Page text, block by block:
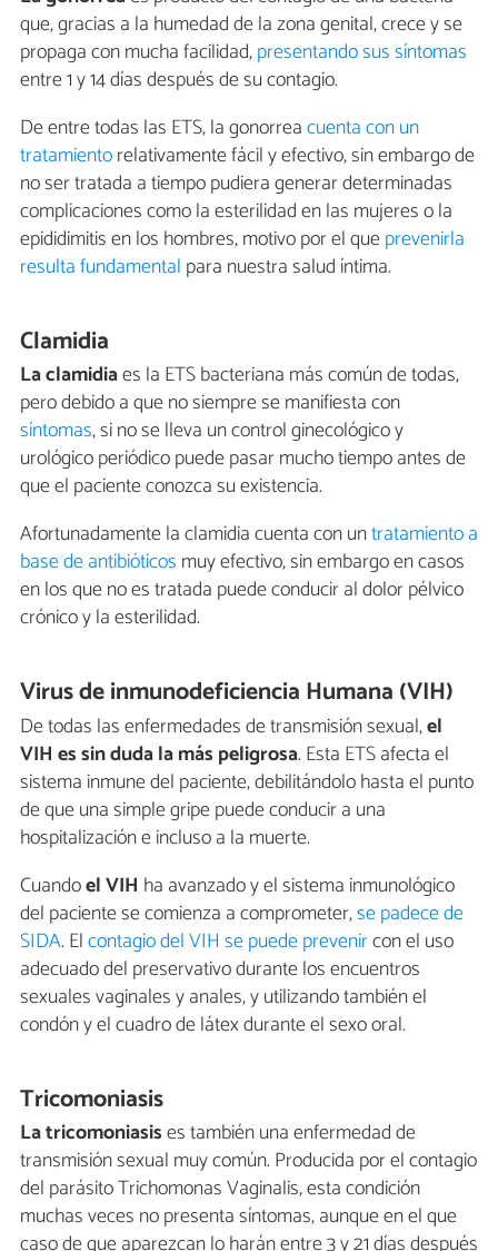
que, gracias a la humedad de la zona genital, crece y se
propaga con mucha facilidad,presentando sus síntomas
entre 1 y 14 días después de su contagio.
De entre todas las ETS, la gonorreacuenta con un
tratamientorelativamente fácil y efectivo, sin embargo de
no ser tratada a tiempo pudiera generar determinadas
complicaciones como la esterilidad en las mujeres o la
epididimitis en los hombres, motivo por el queprevenirla
resulta fundamental para nuestra salud íntima.
Clamidia
La clamidiaes la ETS bacteriana más común de todas,
pero debido a que no siempre se manifiesta con
síntomas, si no se lleva un control ginecológico y
urológico periódico puede pasar mucho tiempo antes de
que el paciente conozca su existencia.
Afortunadamente la clamidia cuenta con untratamiento a
base de antibióticos muy efectivo, sin embargo en casos
en los que no es tratada puede conducir al dolor pélvico
crónico y la esterilidad.
Virus de inmunodeficiencia Humana (VIH)
De todas las enfermedades de transmisión sexual,el
VIH es sin duda la más peligrosa. Esta ETS afecta el
sistema inmune del paciente, debilitándolo hasta el punto
de que una simple gripe puede conducir a una
hospitalización e incluso a la muerte.
Cuandoel VIH ha avanzado y el sistema inmunológico
del paciente se comienza a comprometer,se padece de
SIDA. Elcontagio del VIH se puede prevenircon el uso
adecuado del preservativo durante los encuentros
sexuales vaginales y anales, y utilizando también el
condón y el cuadro de látex durante el sexo oral.
Tricomoniasis
La tricomoniasises también una enfermedad de
transmisión sexual muy común. Producida por el contagio
del parásito Trichomonas Vaginalis, esta condición
muchas veces no presenta síntomas, aunque en el que